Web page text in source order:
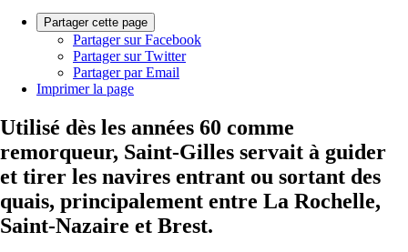
Partager cette page
Partager sur Facebook
Partager sur Twitter
Partager par Email
Imprimer la page
Utilisé dès les années 60 comme
remorqueur, Saint-Gilles servait à guider
et tirer les navires entrant ou sortant des
quais, principalement entre La Rochelle,
Saint-Nazaire et Brest.